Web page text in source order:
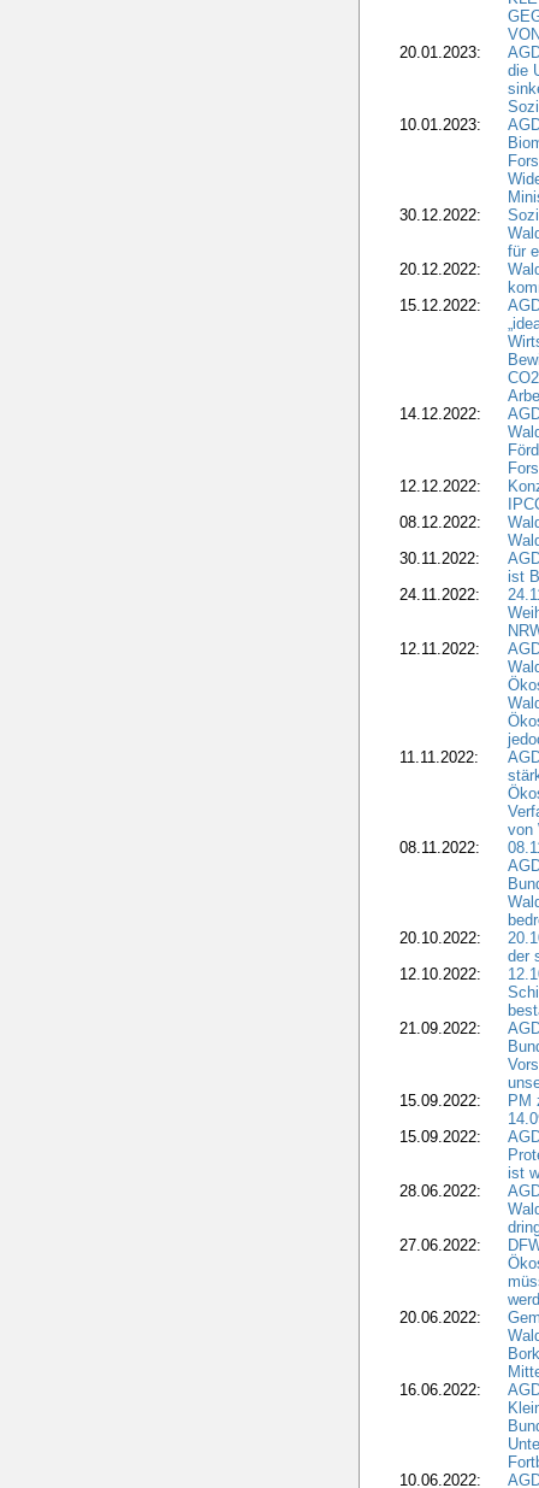
20.01.2023:
die
10.01.2023:
30.12.2022:
für
20.12.2022:
15.12.2022:
14.12.2022:
12.12.2022:
08.12.2022:
30.11.2022:
ist
24.11.2022:
12.11.2022:
11.11.2022:
von
08.11.2022:
20.10.2022:
der
12.10.2022:
21.09.2022:
15.09.2022:
PM
15.09.2022:
ist
28.06.2022:
27.06.2022:
20.06.2022:
16.06.2022:
10.06.2022: